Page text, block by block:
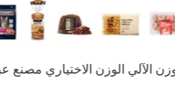
الآلي الوزن الاختياري مصنع